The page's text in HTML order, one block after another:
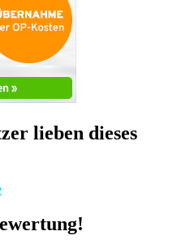
lieben dieses